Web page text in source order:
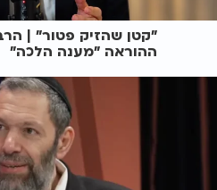
"קטן שהזיק פטור" |
ההוראה "מענה הלכה"